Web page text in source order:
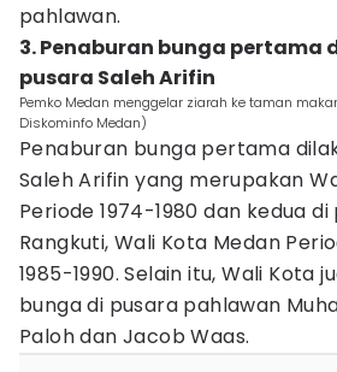
pahlawan.
3. Penaburan bunga pertama
pusara Saleh Arifin
Pemko Medan menggelar ziarah ke taman
Diskominfo Medan)
Penaburan bunga pertama
Saleh Arifin yang merupakan
Periode 1974-1980 dan kedua di
Rangkuti, Wali Kota Medan
1985-1990. Selain itu, Wali Kota
bunga di pusara pahlawan
Paloh dan Jacob Waas.